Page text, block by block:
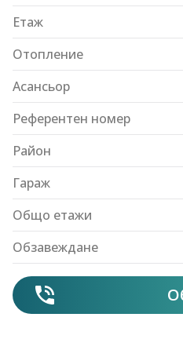
Етаж
Отопление
Асансьор
Референтен номер
Район
Гараж
Общо етажи
Обзавеждане